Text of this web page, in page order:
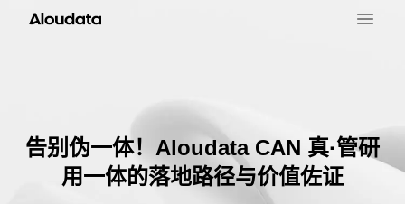
告别伪一体！Aloudata CAN 真·管研
用一体的落地路径与价值佐证